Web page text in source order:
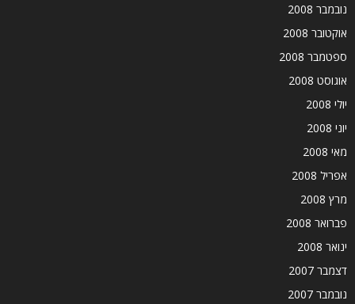
נובמבר 2008
אוקטובר 2008
ספטמבר 2008
אוגוסט 2008
יולי 2008
יוני 2008
מאי 2008
אפריל 2008
מרץ 2008
פברואר 2008
ינואר 2008
דצמבר 2007
נובמבר 2007